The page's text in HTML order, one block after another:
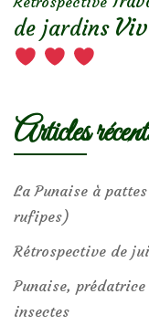
de jardins
Articles
La Punaise à
rufipes)
Rétrospective de
Punaise,
insectes